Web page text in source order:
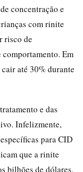
concentração e
com rinite
risco de
Em
até 30% durante
e das
Infelizmente,
para CID
que a rinite
bilhões de dólares.